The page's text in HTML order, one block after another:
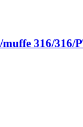
316/316/